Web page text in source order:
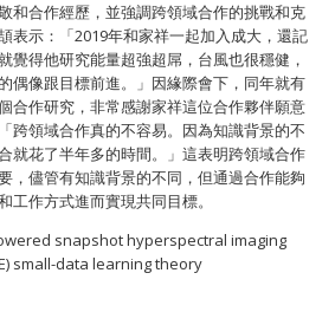
和合作經歷，並強調跨領域合作的挑戰和克
表示：「2019年和家祥一起加入成大，還記
覺得他研究能量超強超屌，台風也很穩健，
偶像跟目標前進。」因緣際會下，同年就有
合作研究，非常感謝家祥這位合作夥伴願意
跨領域合作真的不容易。因為知識背景的不
就花了半年多的時間。」這表明跨領域合作
，儘管有知識背景的不同，但通過合作能夠
工作方式進而實現共同目標。
snapshot hyperspectral imaging
small-data learning theory